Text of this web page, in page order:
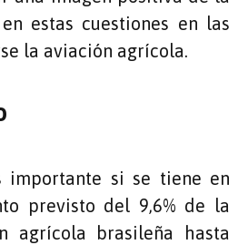
estas cuestiones en las
la aviación agrícola.
importante si se tiene en
previsto del 9,6% de la
agrícola brasileña hasta